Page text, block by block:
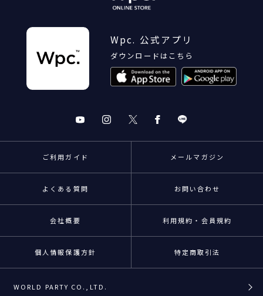
Wpc. 公式アプリ
ダウンロードはこちら
ご利用ガイド メールマガジン
よくある質問 お問い合わせ
会社概要 利用規約・会員規約
個人情報保護方針 特定商取引法
WORLD PARTY CO.,LTD.